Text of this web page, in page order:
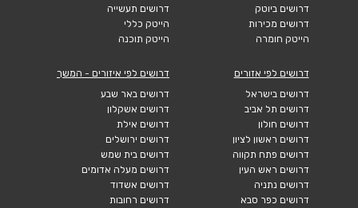
דרושים ביוטק
דרושים מכירות
הייטק חומרה
דרושים תעשייה
הייטק כללי
הייטק תוכנה
דרושים לפי אזורים
דרושים בישראל
דרושים תל אביב
דרושים חולון
דרושים ראשון לציון
דרושים פתח תקווה
דרושים ראש העין
דרושים נתניה
דרושים כפר סבא
דרושים לפי איזורים - המשך
דרושים באר שבע
דרושים אשקלון
דרושים אילת
דרושים ירושלים
דרושים בית שמש
דרושים מעלה אדומים
דרושים אשדוד
דרושים רחובות